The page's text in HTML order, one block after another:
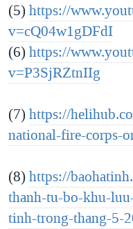
(5)https://
v=cQ04w1gDFdI
(6)https://
v=P3SjRZtnIIg
(7)https://
national-fire-corps-
(8)https://
thanh-tu-bo-khu-
tinh-trong-thang-5-